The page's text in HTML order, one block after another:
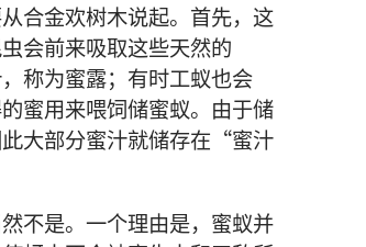
从合金欢树木说起。 首先， 这
会前来吸取这些天然的
， 称为蜜露； 有时工蚁也会
的蜜用来喂饲储蜜蚁。 由于储
大部分蜜汁就储存在 “蜜汁
不是。 一个理由是， 蜜蚁并